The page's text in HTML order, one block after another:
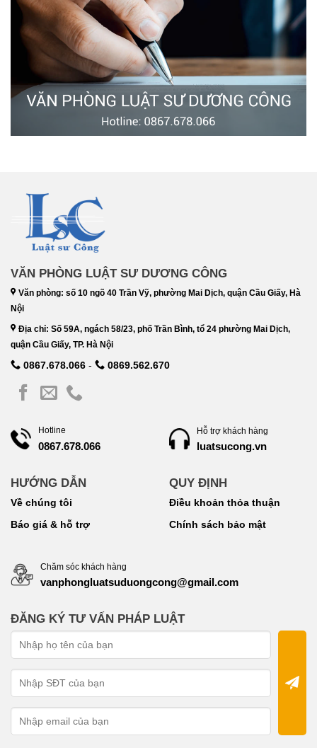
VĂN PHÒNG LUẬT SƯ DƯƠNG CÔNG
Văn phòng: số 10 ngõ 40 Trần Vỹ, phường Mai Dịch, quận Cầu Giấy, Hà
Nội
Địa chỉ: Số 59A, ngách 58/23, phố Trần Bình, tổ 24 phường Mai Dịch,
quận Cầu Giấy, TP. Hà Nội
0867.678.066 - 0869.562.670
Hotline
0867.678.066
HƯỚNG DẪN
Về chúng tôi
Báo giá & hỗ trợ
Hỗ trợ khách hàng
luatsucong.vn
QUY ĐỊNH
Điều khoản thỏa thuận
Chính sách bảo mật
Chăm sóc khách hàng
vanphongluatsuduongcong@gmail.com
ĐĂNG KÝ TƯ VẤN PHÁP LUẬT